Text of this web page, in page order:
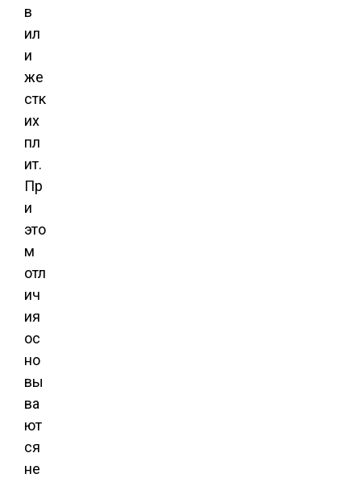
в
ил
и
же
стк
их
пл
ит.
Пр
и
это
м
отл
ич
ия
ос
но
вы
ва
ют
ся
не